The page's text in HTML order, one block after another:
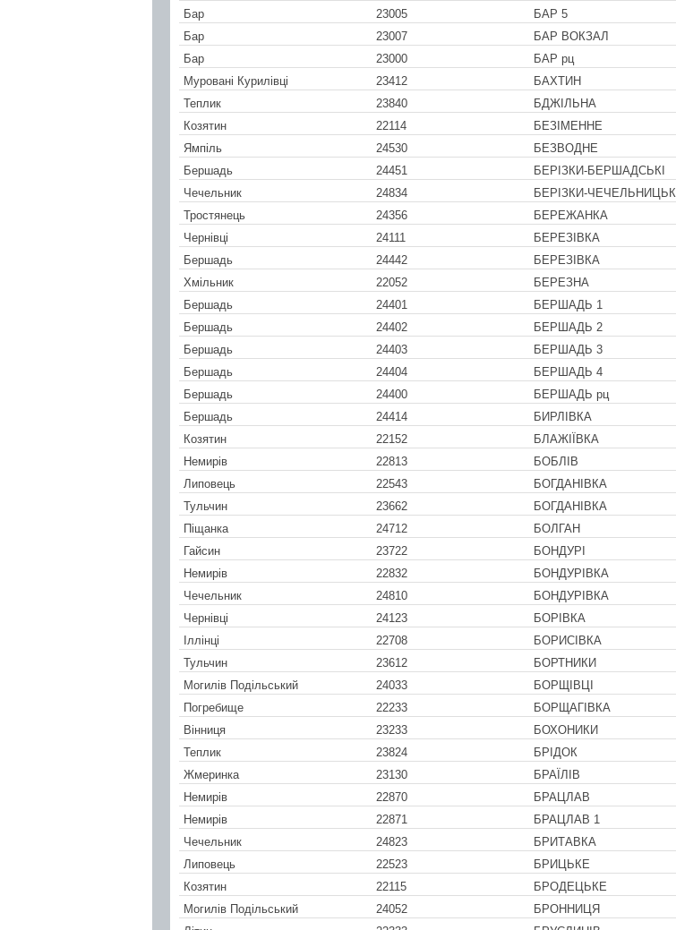
Бар
23005
БАР 5
Бар
23007
БАР ВОКЗАЛ
Бар
23000
БАР рц
Муровані Курилівці
23412
БАХТИН
Теплик
23840
БДЖІЛЬНА
Козятин
22114
БЕЗІМЕННЕ
Ямпіль
24530
БЕЗВОДНЕ
Бершадь
24451
БЕРІЗКИ-БЕРШАДСЬКІ
Чечельник
24834
БЕРІЗКИ-ЧЕЧЕЛЬНИЦЬКІ
Тростянець
24356
БЕРЕЖАНКА
Чернівці
24111
БЕРЕЗІВКА
Бершадь
24442
БЕРЕЗІВКА
Хмільник
22052
БЕРЕЗНА
Бершадь
24401
БЕРШАДЬ 1
Бершадь
24402
БЕРШАДЬ 2
Бершадь
24403
БЕРШАДЬ 3
Бершадь
24404
БЕРШАДЬ 4
Бершадь
24400
БЕРШАДЬ рц
Бершадь
24414
БИРЛІВКА
Козятин
22152
БЛАЖІЇВКА
Немирів
22813
БОБЛІВ
Липовець
22543
БОГДАНІВКА
Тульчин
23662
БОГДАНІВКА
Піщанка
24712
БОЛГАН
Гайсин
23722
БОНДУРІ
Немирів
22832
БОНДУРІВКА
Чечельник
24810
БОНДУРІВКА
Чернівці
24123
БОРІВКА
Іллінці
22708
БОРИСІВКА
Тульчин
23612
БОРТНИКИ
Могилів Подільський
24033
БОРЩІВЦІ
Погребище
22233
БОРЩАГІВКА
Вінниця
23233
БОХОНИКИ
Теплик
23824
БРІДОК
Жмеринка
23130
БРАЇЛІВ
Немирів
22870
БРАЦЛАВ
Немирів
22871
БРАЦЛАВ 1
Чечельник
24823
БРИТАВКА
Липовець
22523
БРИЦЬКЕ
Козятин
22115
БРОДЕЦЬКЕ
Могилів Подільський
24052
БРОННИЦЯ